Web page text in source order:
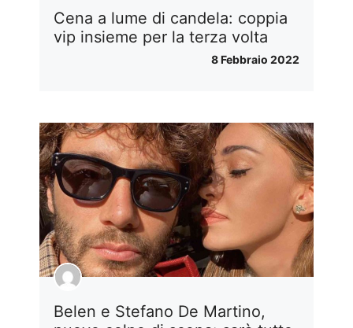
Cena a lume di candela: coppia
vip insieme per la terza volta
8 Febbraio 2022
Belen e Stefano De Martino,